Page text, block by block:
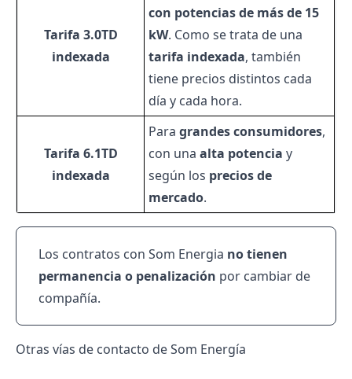
Tarifa 3.0TD
indexada
con potencias de más de 15
kW. Como se trata de una
tarifa indexada, también
tiene precios distintos cada
día y cada hora.
Tarifa 6.1TD
indexada
Para grandes consumidores,
con una alta potencia y
según los precios de
mercado.
Los contratos con Som Energia no tienen
permanencia o penalización por cambiar de
compañía.
Otras vías de contacto de Som Energía